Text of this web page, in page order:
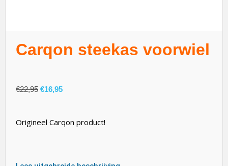
Carqon steekas voorwiel
€22,95 €16,95
Origineel Carqon product!